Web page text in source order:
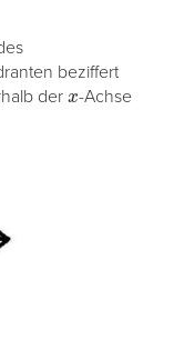
beziffert
der x-Achse